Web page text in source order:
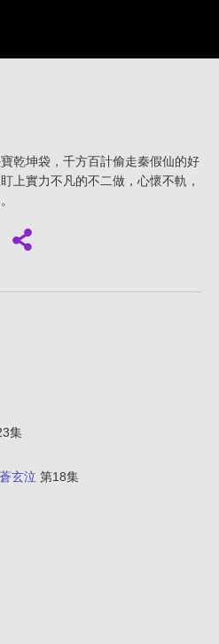
乾坤袋，千方百計偷走秦假仙的好
上實力不凡的不二做，心懷不軌，
集
玄泣 第18集